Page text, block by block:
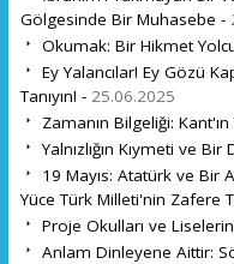
Gölgesinde Bir Muhasebe -
Okumak: Bir Hikmet
Ey Yalancılar! Ey Gözü
Tanıyın! - 25.06.2025
Zamanın Bilgeliği:
Yalnızlığın Kıymeti ve
19 Mayıs: Atatürk ve Bir
Yüce Türk Milleti'nin Zafere
Proje Okulları ve Liselerin
Anlam Dinleyene Aittir: